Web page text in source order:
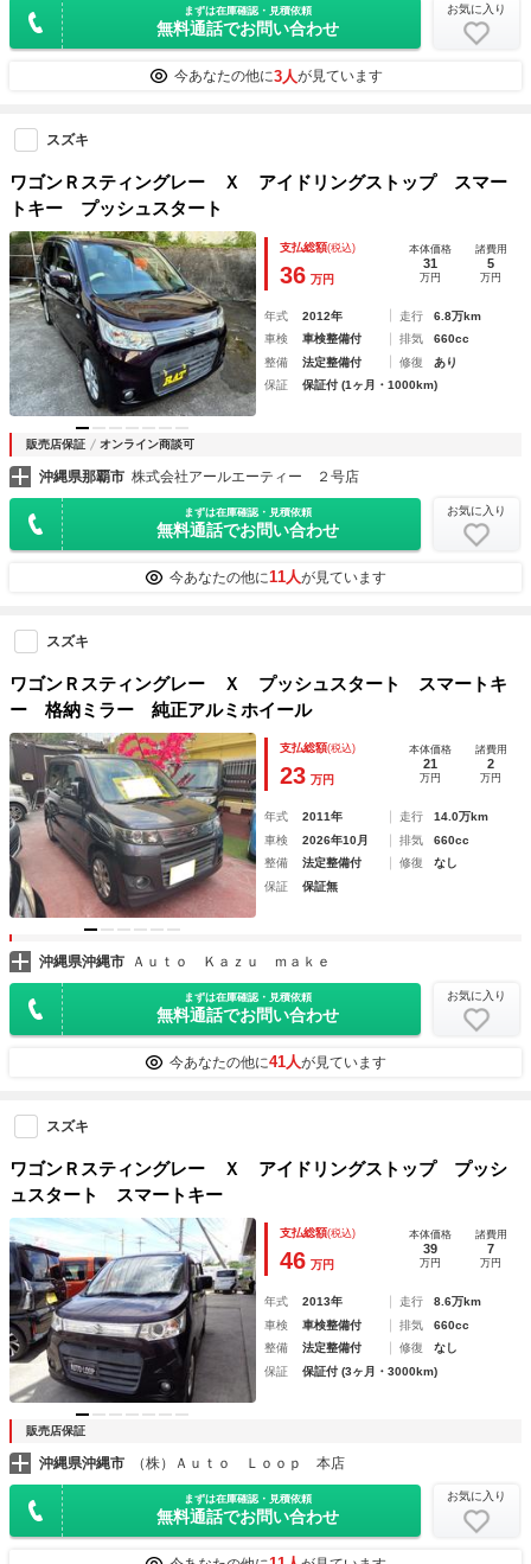
まずは在庫確認・見積依頼
無料通話でお問い合わせ
お気に入り
今あなたの他に3人が見ています
スズキ
ワゴンＲスティングレー Ｘ アイドリングストップ スマー
トキー プッシュスタート
支払総額(税込)
36 万円
本体価格
31
万円
諸費用
5
万円
年式 2012年 走行
6.8万km
車検
車検整備付 排気
660cc
整備
法定整備付 修復
あり
保証
保証付 (1ヶ月・1000km)
販売店保証 オンライン商談可
沖縄県那覇市 株式会社アールエーティー ２号店
まずは在庫確認・見積依頼
無料通話でお問い合わせ
お気に入り
今あなたの他に11人が見ています
スズキ
ワゴンＲスティングレー Ｘ プッシュスタート スマートキ
ー 格納ミラー 純正アルミホイール
支払総額(税込)
23 万円
本体価格
21
万円
諸費用
2
万円
年式 2011年 走行
14.0万km
車検
2026年10月 排気
660cc
整備
法定整備付 修復
なし
保証
保証無
沖縄県沖縄市 Ａｕｔｏ Ｋａｚｕ ｍａｋｅ
まずは在庫確認・見積依頼
無料通話でお問い合わせ
お気に入り
今あなたの他に41人が見ています
スズキ
ワゴンＲスティングレー Ｘ アイドリングストップ プッシ
ュスタート スマートキー
支払総額(税込)
46 万円
本体価格
39
万円
諸費用
7
万円
年式 2013年 走行
8.6万km
車検
車検整備付 排気
660cc
整備
法定整備付 修復
なし
保証
保証付 (3ヶ月・3000km)
販売店保証
沖縄県沖縄市 （株）Ａｕｔｏ Ｌｏｏｐ 本店
まずは在庫確認・見積依頼
無料通話でお問い合わせ
お気に入り